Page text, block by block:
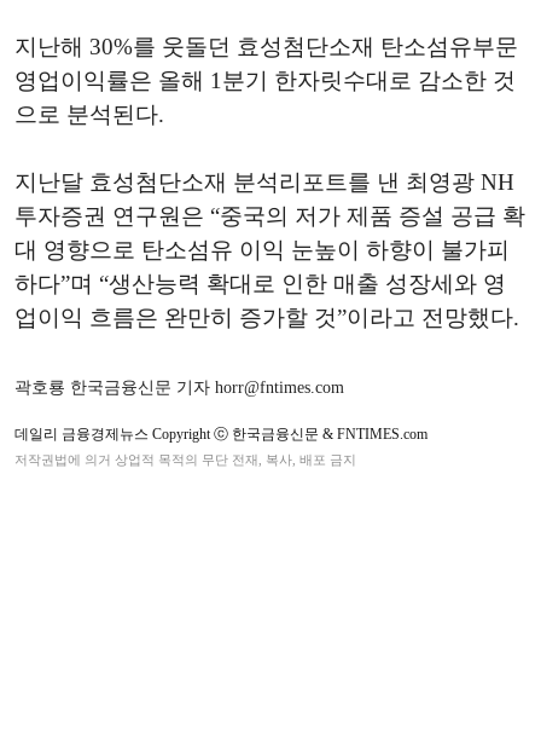
지난해 30%를 웃돌던 효성첨단소재 탄소섬유부문
영업이익률은 올해 1분기 한자릿수대로 감소한 것
으로 분석된다.
지난달 효성첨단소재 분석리포트를 낸 최영광 NH
투자증권 연구원은 “중국의 저가 제품 증설 공급 확
대 영향으로 탄소섬유 이익 눈높이 하향이 불가피
하다”며 “생산능력 확대로 인한 매출 성장세와 영
업이익 흐름은 완만히 증가할 것”이라고 전망했다.
곽호룡 한국금융신문 기자 horr@fntimes.com
데일리 금융경제뉴스 Copyright ⓒ 한국금융신문 & FNTIMES.com
저작권법에 의거 상업적 목적의 무단 전재, 복사, 배포 금지